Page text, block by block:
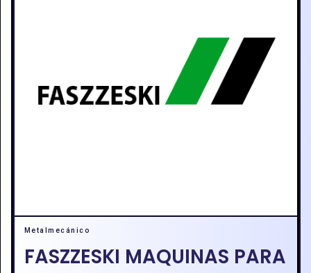
Metalmecánico
FASZZESKI MAQUINAS PARA